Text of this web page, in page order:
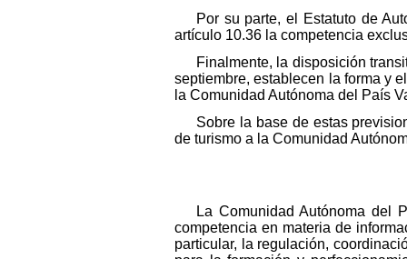
Por su parte, el Estatuto de
artículo 10.36 la competencia
Finalmente, la disposición
septiembre, establecen la forma y
la Comunidad Autónoma del País
Sobre la base de estas
de turismo a la Comunidad
La Comunidad Autónoma del
competencia en materia de
particular, la regulación,